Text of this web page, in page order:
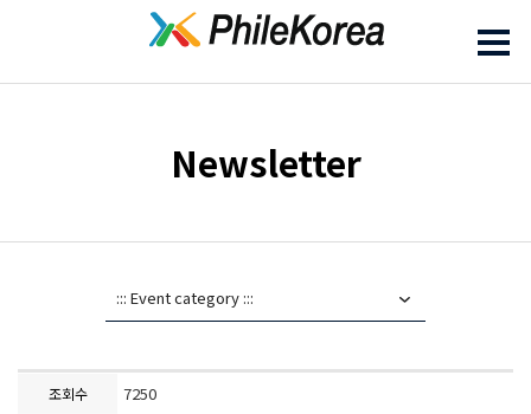
Newsletter
조회수 7250